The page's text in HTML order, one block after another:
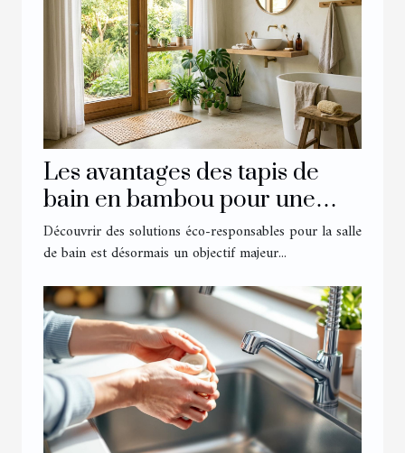
Les avantages des tapis de
bain en bambou pour une
salle éco-responsable
Découvrir des solutions éco-responsables pour la salle
de bain est désormais un objectif majeur...